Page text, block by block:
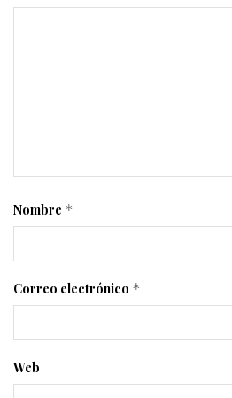
Nombre *
Correo electrónico *
Web